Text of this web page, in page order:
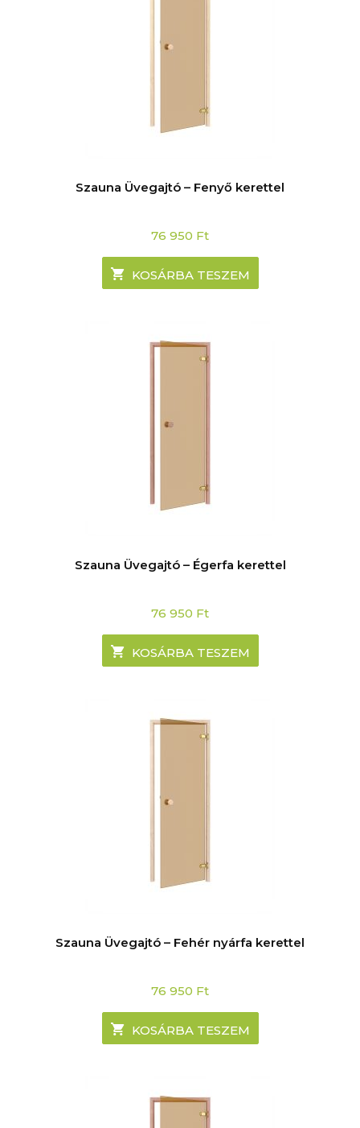
Szauna Üvegajtó – Fenyő kerettel
76 950 Ft
KOSÁRBA TESZEM
Szauna Üvegajtó – Égerfa kerettel
76 950 Ft
KOSÁRBA TESZEM
Szauna Üvegajtó – Fehér nyárfa kerettel
76 950 Ft
KOSÁRBA TESZEM